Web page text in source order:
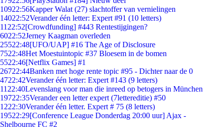
10922:56Kapper Walat (27) slachtoffer van vernielingen
14022:52Verander één letter: Expert #91 (10 letters)
11 22:52[Crowdfunding] #443 Rentestijgingen?
6022:52Jerney Kaagman overleden
25522:48[UFO/UAP] #16 The Age of Disclosure
7522:48Het Moestuintopic #37 Bloesem in de bomen
5522:46[Netflix Games] #1
26722:44Banken met hoge rente topic #95 - Dichter naar de 0
4722:42Verander één letter: Expert #143 (9 letters)
11 22:40Levenslang voor man die inreed op betogers in München
19722:35Verander een letter expert (7lettereditie) #50
1222:30Verander één letter. Expert # 75 (8 letters)
19522:29[Conference League Donderdag 20:00 uur] Ajax -
Shelbourne FC #2